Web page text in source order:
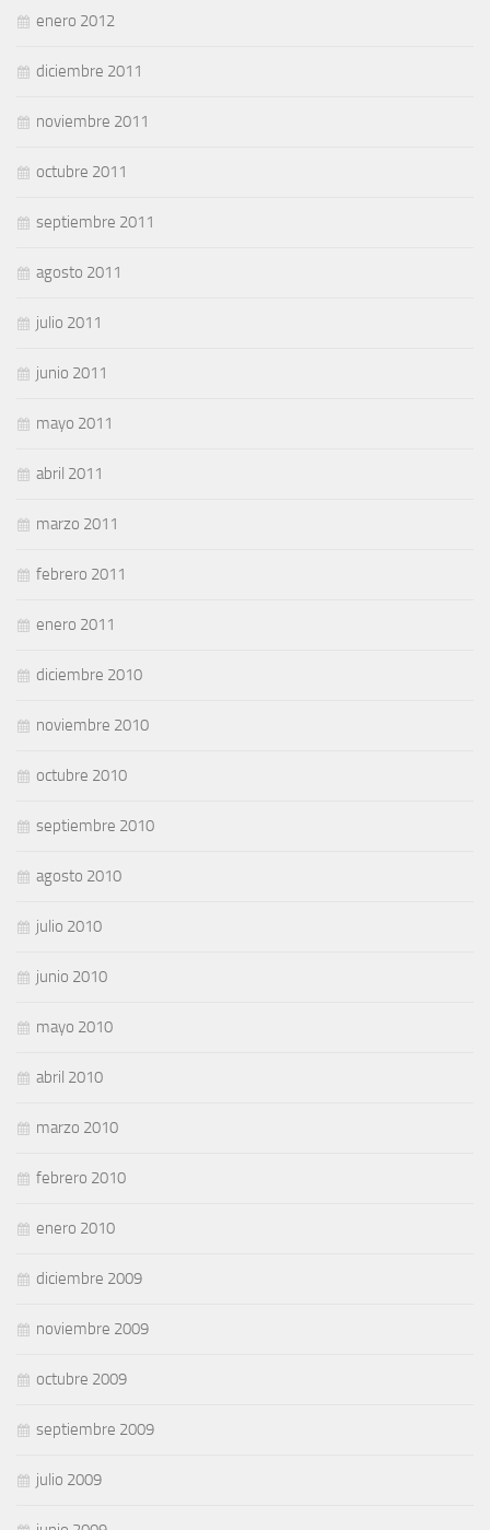
enero 2012
diciembre 2011
noviembre 2011
octubre 2011
septiembre 2011
agosto 2011
julio 2011
junio 2011
mayo 2011
abril 2011
marzo 2011
febrero 2011
enero 2011
diciembre 2010
noviembre 2010
octubre 2010
septiembre 2010
agosto 2010
julio 2010
junio 2010
mayo 2010
abril 2010
marzo 2010
febrero 2010
enero 2010
diciembre 2009
noviembre 2009
octubre 2009
septiembre 2009
julio 2009